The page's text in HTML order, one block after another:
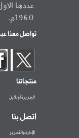
عددها
1960م.
تواصل معنا
منتجاتنا
الجزيرة أونلاين
اتصل بنا
الإدارة والتحرير